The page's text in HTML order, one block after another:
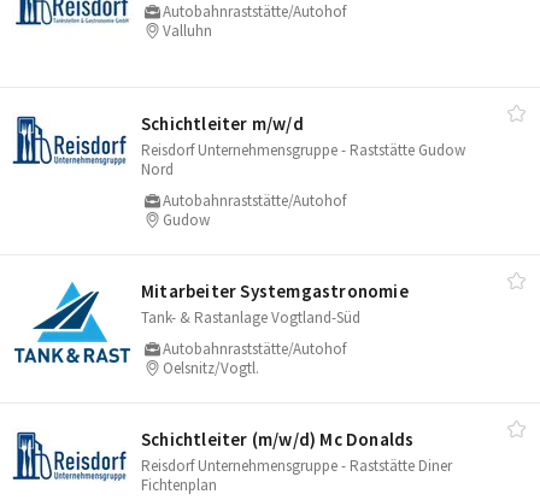
Autobahnraststätte/Autohof
Valluhn
Schichtleiter m/​w/​d
Reisdorf Unternehmensgruppe - Raststätte Gudow
Nord
Autobahnraststätte/Autohof
Gudow
Mitarbeiter Systemgastronomie
Tank- & Rastanlage Vogtland-Süd
Autobahnraststätte/Autohof
Oelsnitz/Vogtl.
Schichtleiter (m/​w/​d) Mc Donalds
Reisdorf Unternehmensgruppe - Raststätte Diner
Fichtenplan